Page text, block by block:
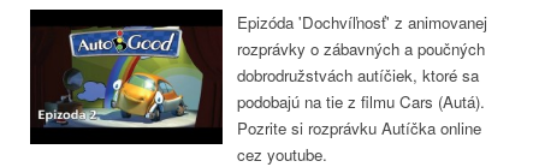
Epizóda 'Dochvíľnosť' z animovanej
rozprávky o zábavných a poučných
dobrodružstvách autíčiek, ktoré sa
podobajú na tie z filmu Cars (Autá).
Pozrite si rozprávku Autíčka online
cez youtube.